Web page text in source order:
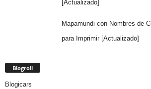
[Actualizado]
Mapamundi con Nombres de
para Imprimir [Actualizado]
Blogroll
Blogicars